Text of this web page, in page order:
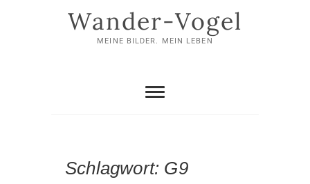
Wander-Vogel
MEINE BILDER. MEIN LEBEN
Schlagwort: G9